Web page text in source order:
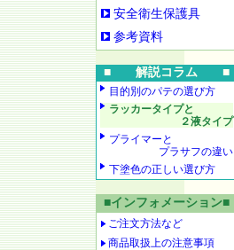
安全衛生保護具
参考資料
■ 解説コラム ■
目的別のパテの選び方
ラッカータイプと
２液タイプ
プライマーと
プラサフの違い
下塗色の正しい選び方
■インフォメーション■
ご注文方法など
商品取扱上の注意事項